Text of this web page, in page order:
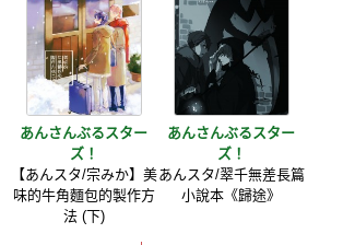
あんさんぶるスター
ズ！
【あんスタ/宗みか】美
味的牛角麵包的製作方
法 (下)
あんさんぶるスター
ズ！
あんスタ/翠千無差長篇
小說本《歸途》